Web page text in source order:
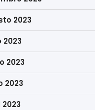
2023
2023
2023
2023